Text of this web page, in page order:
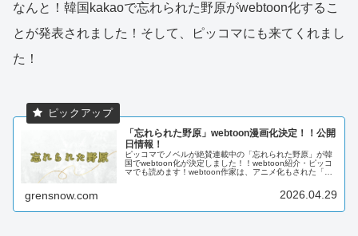
なんと！韓国kakaoで忘れられた野原がwebtoon化するこ
とが発表されました！そして、ピッコマにも来てくれまし
た！
「忘れられた野原」webtoon漫画化決定！！公開
日情報！
ピッコマでノベルが絶賛連載中の「忘れられた野原」が韓
国でwebtoon化が決定しました！！webtoon紹介・ピッコ
マでも読めます！webtoon作家は、アニメ化もされた「あ
grensnow.com 2026.04.29